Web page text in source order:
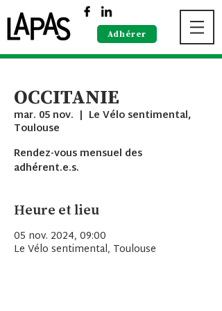
Adhérer
OCCITANIE
mar. 05 nov.
  |
Le Vélo sentimental,
Toulouse
Rendez-vous mensuel des
adhérent.e.s.
Heure et lieu
05 nov. 2024, 09:00
Le Vélo sentimental, Toulouse